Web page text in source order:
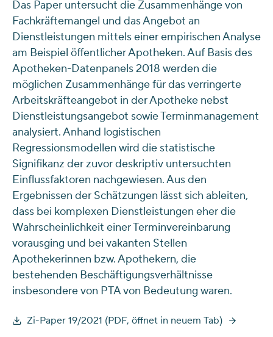
Das Paper untersucht die Zusammenhänge von
Fachkräftemangel und das Angebot an
Dienstleistungen mittels einer empirischen Analyse
am Beispiel öffentlicher Apotheken. Auf Basis des
Apotheken-Datenpanels 2018 werden die
möglichen Zusammenhänge für das verringerte
Arbeitskräfteangebot in der Apotheke nebst
Dienstleistungsangebot sowie Terminmanagement
analysiert. Anhand logistischen
Regressionsmodellen wird die statistische
Signifikanz der zuvor deskriptiv untersuchten
Einflussfaktoren nachgewiesen. Aus den
Ergebnissen der Schätzungen lässt sich ableiten,
dass bei komplexen Dienstleistungen eher die
Wahrscheinlichkeit einer Terminvereinbarung
vorausging und bei vakanten Stellen
Apothekerinnen bzw. Apothekern, die
bestehenden Beschäftigungsverhältnisse
insbesondere von PTA von Bedeutung waren.
Zi-Paper 19/2021 (PDF, öffnet in neuem Tab)